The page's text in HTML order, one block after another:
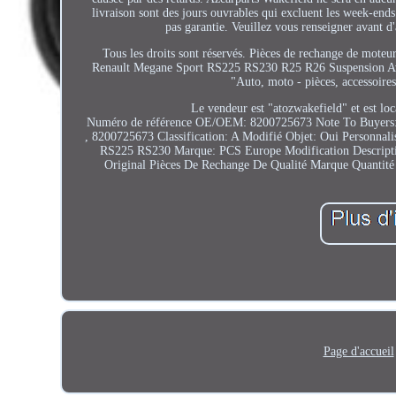
livraison sont des jours ouvrables qui excluent les week-
pas garantie. Veuillez vous renseigner avant
Tous les droits sont réservés. Pièces de rechange de
Renault Megane Sport RS225 RS230 R25 R26
"Auto, moto - pièces,
Le vendeur est "atozwakefield" et est
Numéro de référence OE/OEM: 8200725673 Note To
, 8200725673 Classification: A Modifié Objet: Oui
RS225 RS230 Marque: PCS Europe Modification
Original Pièces De Rechange De Qualité Marque
Page d'accueil